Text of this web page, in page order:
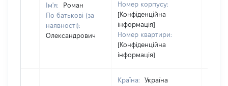
Ім'я:
Роман
По батькові (за
наявності):
Олександрович
Номер корпусу:
[Конфіденційна
інформація]
Номер квартири:
[Конфіденційна
інформація]
Країна:
Україна